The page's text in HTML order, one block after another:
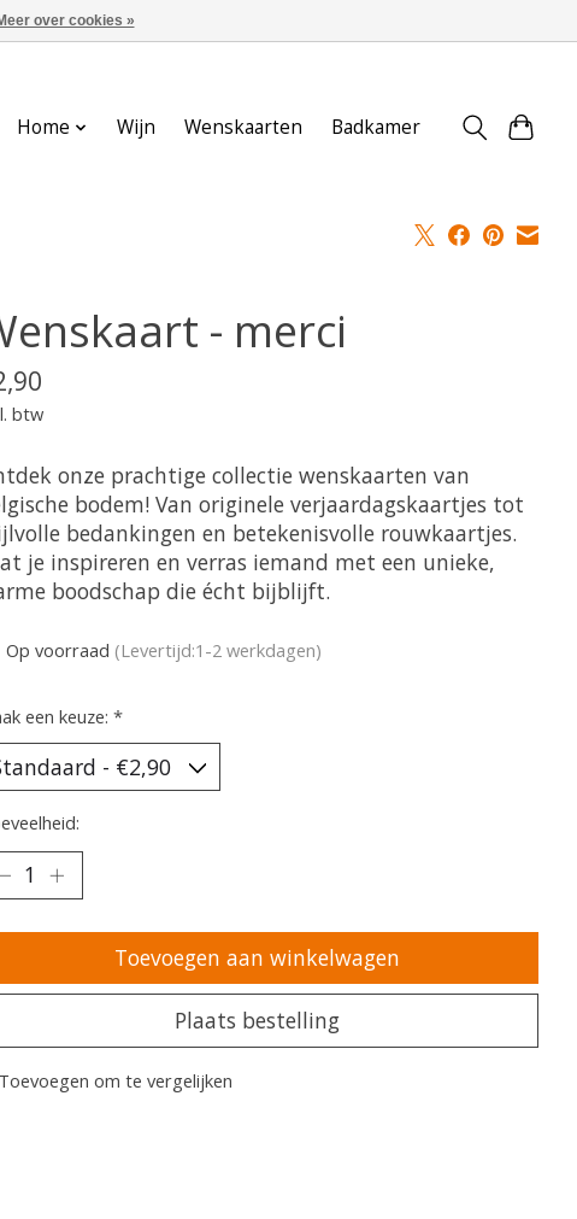
Home Wijn Wenskaarten Badkamer
- merci
btw
onze prachtige collectie wenskaarten van
bodem! Van originele verjaardagskaartjes tot
bedankingen en betekenisvolle rouwkaartjes.
je inspireren en verras iemand met een unieke,
boodschap die écht bijblijft.
Op voorraad (Levertijd:1-2 werkdagen)
een keuze: *
Toevoegen aan winkelwagen
Plaats bestelling
Toevoegen om te vergelijken
over cookies »